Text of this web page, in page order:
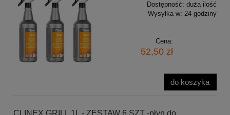
Dostępność: duża ilość
Wysyłka w: 24 godziny
Cena:
52,50 zł
do koszyka
CLINEX GRILL 1L - ZESTAW 6 SZT -płyn do